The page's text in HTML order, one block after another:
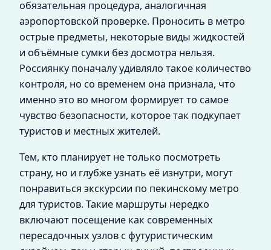
обязательная процедура, аналогичная
аэропортовской проверке. Проносить в метро
острые предметы, некоторые виды жидкостей
и объёмные сумки без досмотра нельзя.
Россиянку поначалу удивляло такое количество
контроля, но со временем она признала, что
именно это во многом формирует то самое
чувство безопасности, которое так подкупает
туристов и местных жителей.
Тем, кто планирует не только посмотреть
страну, но и глубже узнать её изнутри, могут
понравиться экскурсии по пекинскому метро
для туристов. Такие маршруты нередко
включают посещение как современных
пересадочных узлов с футуристическим